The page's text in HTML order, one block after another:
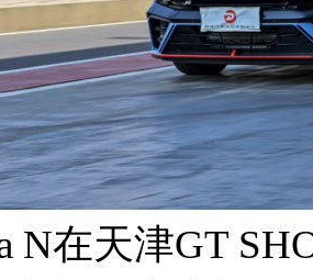
N在天津GT